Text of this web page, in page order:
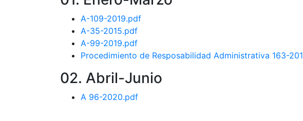
A-109-2019.pdf
A-35-2015.pdf
A-99-2019.pdf
Procedimiento de Resposabilidad Administrativa 163-
02. Abril-Junio
A 96-2020.pdf